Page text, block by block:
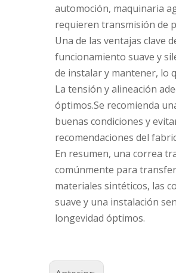
automoción, maquinaria
requieren transmisión de
Una de las ventajas clave
funcionamiento suave y
de instalar y mantener, lo
La tensión y alineación
óptimos.Se recomienda
buenas condiciones y
recomendaciones del
En resumen, una correa
comúnmente para
materiales sintéticos, las
suave y una instalación
longevidad óptimos.